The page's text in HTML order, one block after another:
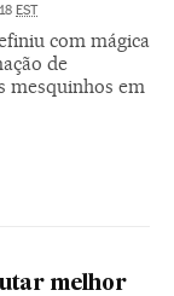
EST
com mágica
de
mesquinhos em
melhor